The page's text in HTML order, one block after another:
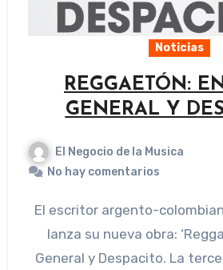
Noticias
REGGAETÓN:
GENERAL Y
El Negocio de la Musica
No hay comentarios
El escritor argento-colombiano Pablito Wilson
lanza su nueva obra:
General y Despacito. La